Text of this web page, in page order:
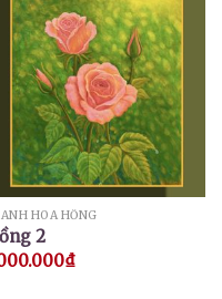
HOA HỒNG
2
₫